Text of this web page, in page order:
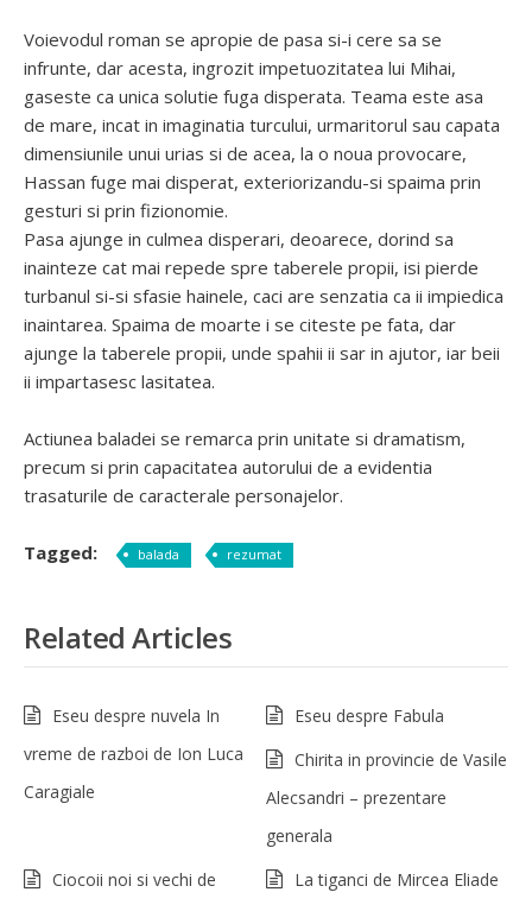
Voievodul roman se apropie de pasa si-i cere sa se
infrunte, dar acesta, ingrozit impetuozitatea lui Mihai,
gaseste ca unica solutie fuga disperata. Teama este asa
de mare, incat in imaginatia turcului, urmaritorul sau capata
dimensiunile unui urias si de acea, la o noua provocare,
Hassan fuge mai disperat, exteriorizandu-si spaima prin
gesturi si prin fizionomie.
Pasa ajunge in culmea disperari, deoarece, dorind sa
inainteze cat mai repede spre taberele propii, isi pierde
turbanul si-si sfasie hainele, caci are senzatia ca ii impiedica
inaintarea. Spaima de moarte i se citeste pe fata, dar
ajunge la taberele propii, unde spahii ii sar in ajutor, iar beii
ii impartasesc lasitatea.
Actiunea baladei se remarca prin unitate si dramatism,
precum si prin capacitatea autorului de a evidentia
trasaturile de caracterale personajelor.
Tagged: balada rezumat
Related Articles
Eseu despre nuvela In
vreme de razboi de Ion Luca
Caragiale
Eseu despre Fabula
Chirita in provincie de Vasile
Alecsandri – prezentare
generala
Ciocoii noi si vechi de
La tiganci de Mircea Eliade